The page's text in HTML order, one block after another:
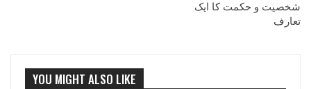
شخصیت و حکمت کا ایک
تعارف
YOU MIGHT ALSO LIKE